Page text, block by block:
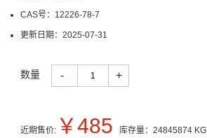
CAS号： 12226-78-7
更新日期： 2025-07-31
数量 - +
近期售价: ￥485 库存量： 24845874 KG